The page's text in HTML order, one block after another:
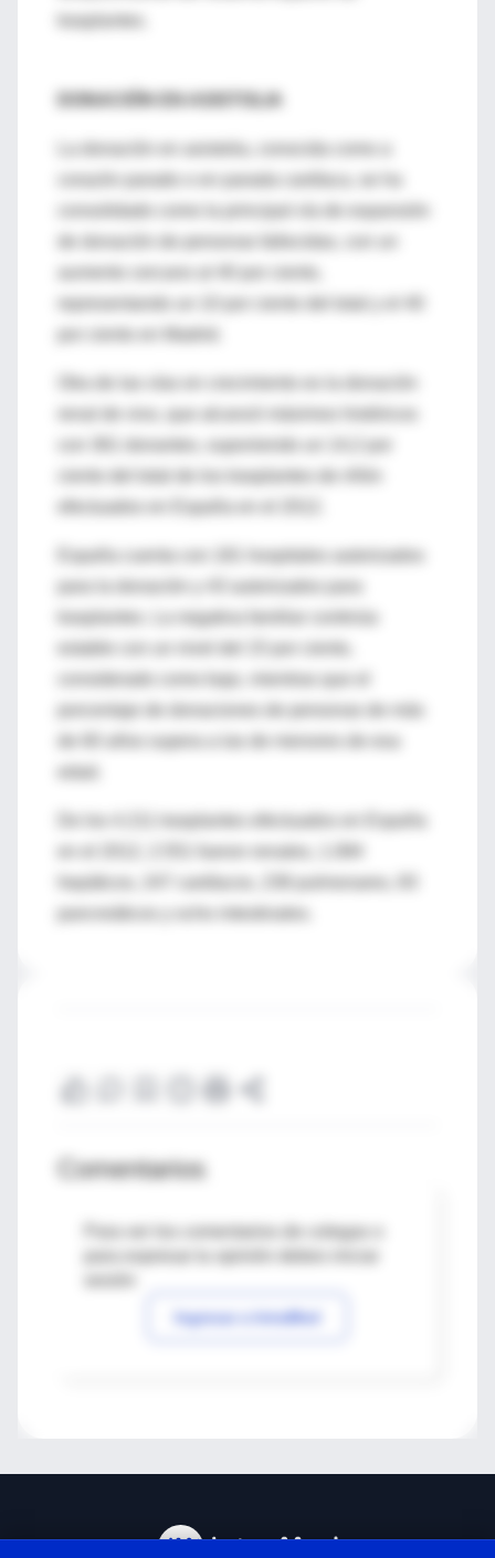
con 361 donantes, suponiendo un 14,2 por
efectuados en España en el 2012.
España cuenta con 181 hospitales autorizados
trasplantes. La negativa familiar continúa
porcentaje de donaciones de personas de más
de 60 años supera a las de menores de esa
De los 4.211 trasplantes efectuados en España
Comentarios
Para ver los comentarios de colegas o
Ingresar a IntraMed